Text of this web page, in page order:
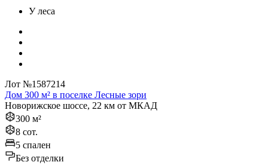
У леса
Лот №1587214
Дом 300 м² в поселке Лесные зори
Новорижское шоссе, 22 км от МКАД
300 м²
8 сот.
5 спален
Без отделки